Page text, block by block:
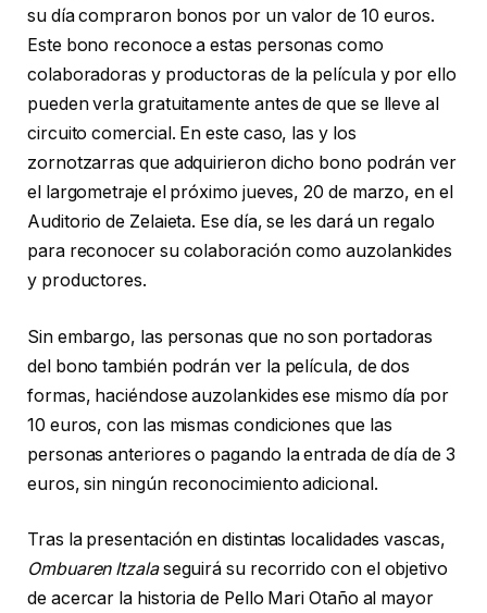
su día compraron bonos por un valor de 10 euros.
Este bono reconoce a estas personas como
colaboradoras y productoras de la película y por ello
pueden verla gratuitamente antes de que se lleve al
circuito comercial. En este caso, las y los
zornotzarras que adquirieron dicho bono podrán ver
el largometraje el próximo jueves, 20 de marzo, en el
Auditorio de Zelaieta. Ese día, se les dará un regalo
para reconocer su colaboración como auzolankides
y productores.
Sin embargo, las personas que no son portadoras
del bono también podrán ver la película, de dos
formas, haciéndose auzolankides ese mismo día por
10 euros, con las mismas condiciones que las
personas anteriores o pagando la entrada de día de 3
euros, sin ningún reconocimiento adicional.
Tras la presentación en distintas localidades vascas,
Ombuaren Itzalaseguirá su recorrido con el objetivo
de acercar la historia de Pello Mari Otaño al mayor